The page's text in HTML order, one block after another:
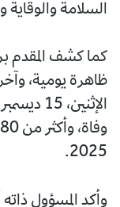
السلامة والوقاية
كما كشف المقدم
ظاهرة يومية،
2025.
وأكد المسؤول